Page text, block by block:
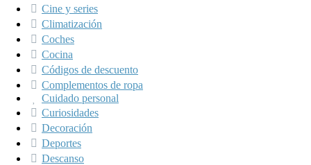
Cine y series
Climatización
Coches
Cocina
Códigos de descuento
Complementos de ropa
Cuidado personal
Curiosidades
Decoración
Deportes
Descanso